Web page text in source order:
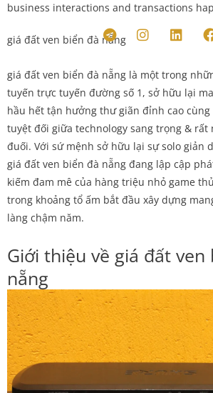
T
e
e
g
r
a
m
I
n
a
g
r
a
m
L
i
e
d
i
n
e
business interactions and transactions
giá đất ven biển đà nẵng
giá đất ven biển đà nẵng là một trong
tuyến trực tuyến đường số 1, sở hữu lại
hầu hết tận hưởng thư giãn đỉnh cao
tuyệt đối giữa technology sang trọng &
đuối. Với sứ mệnh sở hữu lại sự solo giản
giá đất ven biển đà nẵng đang lập cập
kiếm đam mê của hàng triệu nhỏ game
trong khoảng tổ ấm bắt đầu xây dựng
làng chậm năm.
Giới thiệu về giá đất ven
nẵng